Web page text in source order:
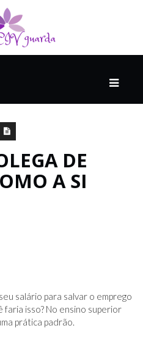
DE
A SI
salário para salvar o emprego
faria isso? No ensino superior
prática padrão.